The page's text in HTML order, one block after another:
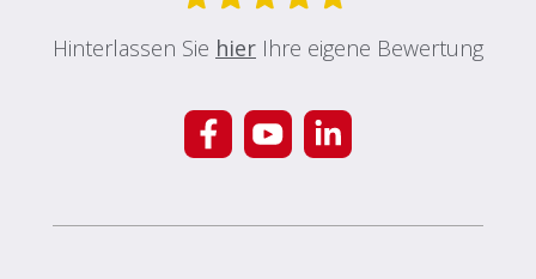
Hinterlassen Sie hier Ihre eigene Bewertung